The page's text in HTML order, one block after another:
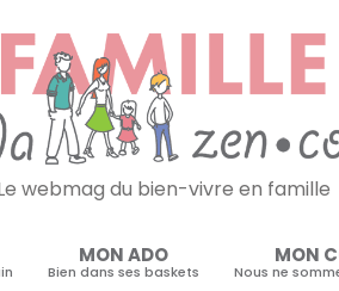
webmag du bien-vivre en famille
MON ADO
Bien dans ses baskets
MON
Nous ne